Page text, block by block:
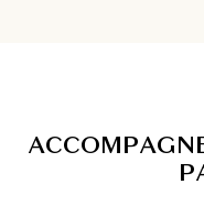
ACCOMPAGN
P